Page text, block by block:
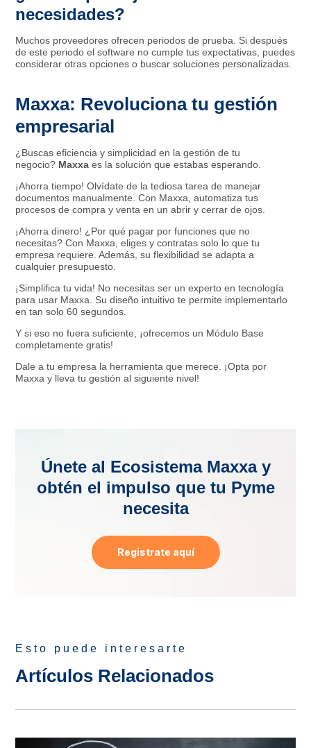
necesidades?
Muchos proveedores ofrecen periodos de prueba. Si después
de este periodo el software no cumple tus expectativas, puedes
considerar otras opciones o buscar soluciones personalizadas.
Maxxa: Revoluciona tu gestión
empresarial
¿Buscas eficiencia y simplicidad en la gestión de tu
negocio? Maxxa es la solución que estabas esperando.
¡Ahorra tiempo! Olvídate de la tediosa tarea de manejar
documentos manualmente. Con Maxxa, automatiza tus
procesos de compra y venta en un abrir y cerrar de ojos.
¡Ahorra dinero! ¿Por qué pagar por funciones que no
necesitas? Con Maxxa, eliges y contratas solo lo que tu
empresa requiere. Además, su flexibilidad se adapta a
cualquier presupuesto.
¡Simplifica tu vida! No necesitas ser un experto en tecnología
para usar Maxxa. Su diseño intuitivo te permite implementarlo
en tan solo 60 segundos.
Y si eso no fuera suficiente, ¡ofrecemos un Módulo Base
completamente gratis!
Dale a tu empresa la herramienta que merece. ¡Opta por
Maxxa y lleva tu gestión al siguiente nivel!
Únete al Ecosistema Maxxa y
obtén el impulso que tu Pyme
necesita
Registrate aquí
Esto puede interesarte
Artículos Relacionados